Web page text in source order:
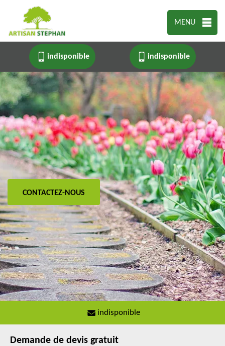
MENU
indisponible indisponible
CONTACTEZ-NOUS
indisponible
Demande de devis gratuit